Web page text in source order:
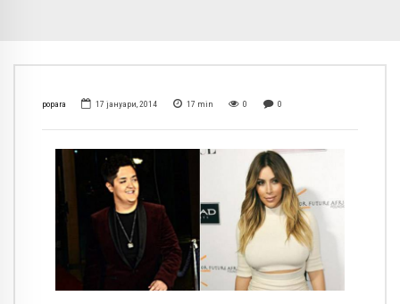
popara 17 јануари, 2014 17 min 0 0